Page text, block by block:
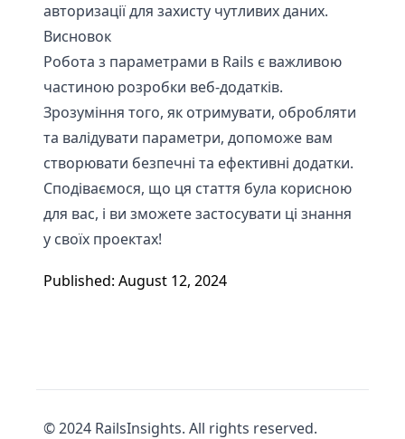
авторизації для захисту чутливих даних.
Висновок
Робота з параметрами в Rails є важливою
частиною розробки веб-додатків.
Зрозуміння того, як отримувати, обробляти
та валідувати параметри, допоможе вам
створювати безпечні та ефективні додатки.
Сподіваємося, що ця стаття була корисною
для вас, і ви зможете застосувати ці знання
у своїх проектах!
Published: August 12, 2024
© 2024 RailsInsights. All rights reserved.